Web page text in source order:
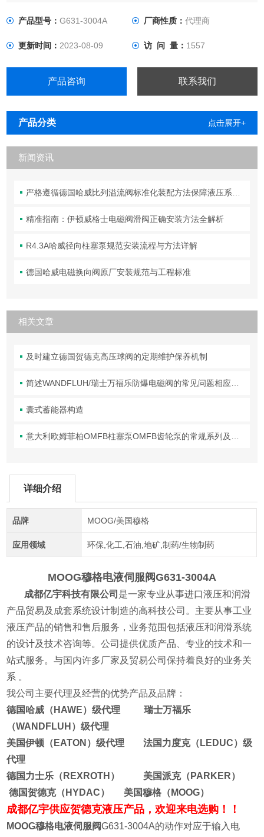
产品型号：G631-3004A 厂商性质： 代理商
更新时间：2023-08-09 访 问 量： 1557
产品咨询 联系我们
产品分类 点击展开+
新闻资讯
严格遵循德国哈威比列溢流阀标准化装配方法保障液压系统压力调控精准可靠
精准指南：伊顿威格士电磁阀滑阀正确安装方法全解析
R4.3A哈威径向柱塞泵规范安装流程与方法详解
德国哈威电磁换向阀原厂安装规范与工程标准
相关文章
及时建立德国贺德克高压球阀的定期维护保养机制
简述WANDFLUH/瑞士万福乐防爆电磁阀的常见问题相应解决方法
囊式蓄能器构造
意大利欧姆菲柏OMFB柱塞泵OMFB齿轮泵的常规系列及应用领域
详细介绍
品牌 MOOG/美国穆格
应用领域 环保,化工,石油,地矿,制药/生物制药
MOOG穆格电液伺服阀G631-3004A
成都亿宇科技有限公司 是一家专业从事进口液压和润滑
产品贸易及成套系统设计制造的高科技公司。主要从事工业
液压产品的销售和售后服务，业务范围包括液压和润滑系统
的设计及技术咨询等。公司提供优质产品、专业的技术和一
站式服务。与国内许多厂家及贸易公司保持着良好的业务关
系 。
我公司主要代理及经营的优势产品及品牌：
德国哈威（HAWE）级代理 瑞士万福乐
（WANDFLUH）级代理
美国伊顿（EATON）级代理 法国力度克（LEDUC）级
代理
德国力士乐（REXROTH） 美国派克（PARKER）
德国贺德克（HYDAC） 美国穆格（MOOG）
成都亿宇供应贺德克液压产品，欢迎来电选购！！
MOOG穆格电液伺服阀G631-3004A的动作对应于输入电